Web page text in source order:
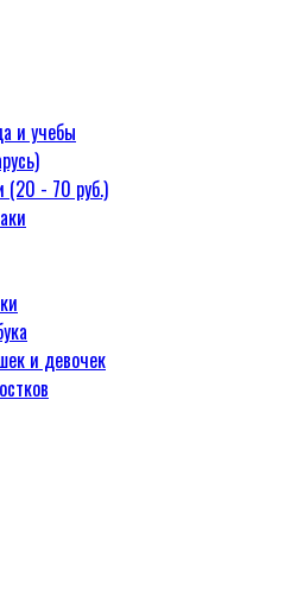
и учебы
(20 - 70 руб.)
и девочек